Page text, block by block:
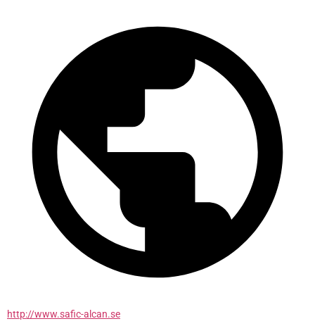
http://www.safic-alcan.se